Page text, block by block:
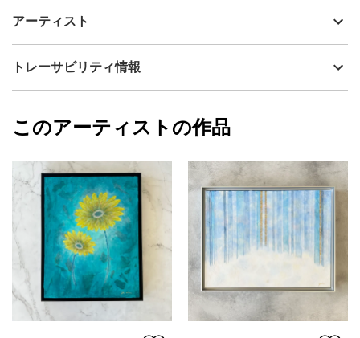
制作年
アクリル
カラー
ホワイト
ジャンル
抽象画
配送目安
二週間以内
後ろに金具と紐が取り付けてありますので、すぐにお飾りいただ
アーティスト
Yuri Udagawa
フォローする
トレーサビリティ情報
Yuri Udagawa
このアーティストの作品